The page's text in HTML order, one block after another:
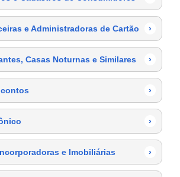
e Administradoras de Cartão ›
Casas Noturnas e Similares ›
›
›
e Imobiliárias ›